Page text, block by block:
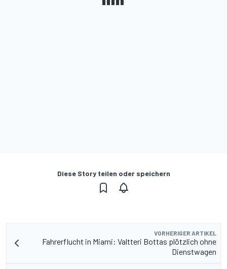
Diese Story teilen oder speichern
VORHERIGER ARTIKEL
Fahrerflucht in Miami: Valtteri Bottas plötzlich ohne
Dienstwagen